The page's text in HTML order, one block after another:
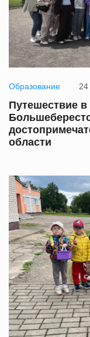
Образование
Путешествие
области